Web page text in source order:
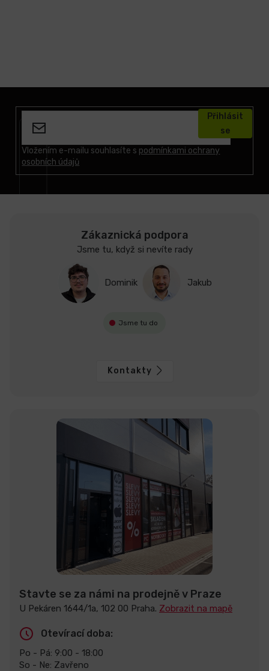
Vložením e-mailu souhlasíte s podmínkami ochrany
osobních údajů
Přihlásit
se
Zákaznická podpora
Jsme tu, když si nevíte rady
Dominik Jakub
Jsme tu do
Kontakty
Stavte se za námi na prodejně v Praze
U Pekáren 1644/1a, 102 00 Praha. Zobrazit na mapě
Otevírací doba:
Po - Pá: 9:00 - 18:00
So - Ne: Zavřeno